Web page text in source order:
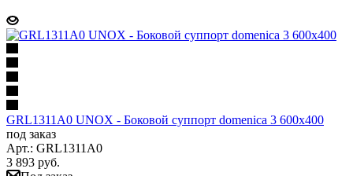
GRL1311A0 UNOX - Боковой суппорт domenica 3 600x400
под заказ
Арт.: GRL1311A0
3 893 руб.